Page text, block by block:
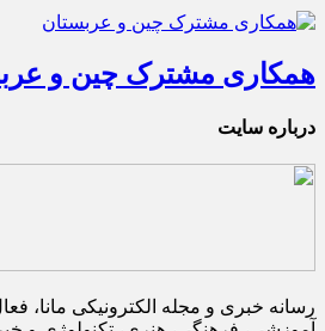
همکاری مشترک چین و
درباره سایت
رسانه خبری و مجله الکترونیکی مانا،